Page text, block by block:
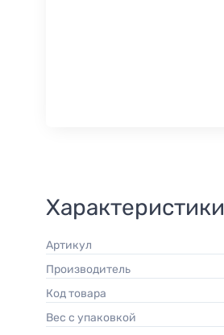
Характеристики
Артикул
Производитель
Код товара
Вес с упаковкой